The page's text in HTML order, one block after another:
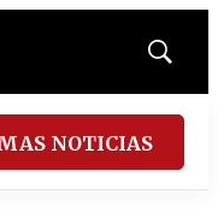
Mostrar
NOTICIAS